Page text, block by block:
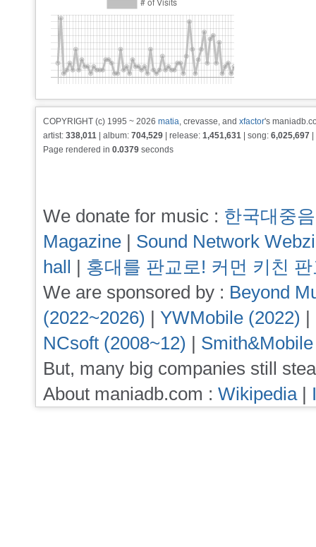
COPYRIGHT (c) 1995 ~ 2026 matia, crevasse, and xfactor's
artist: 338,011 | album: 704,529 | release: 1,451,631 | song: 6,025,697
Page rendered in 0.0379 seconds
We donate for music : 한국대중
Magazine | Sound Network
hall | 홍대를 판교로! 커먼 키친
We are sponsored by : Beyond
(2022~2026) | YWMobile (2022) |
NCsoft (2008~12) |
But, many big companies still
About maniadb.com : Wikipedia|